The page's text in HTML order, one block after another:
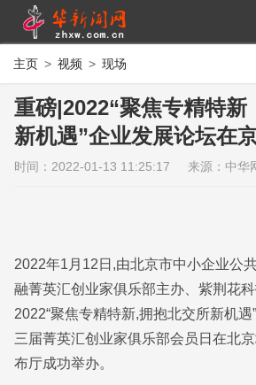
主页 > 视频 > 现场
重磅|2022“聚焦专精特新
新机遇”企业发展论坛在
时间：2022-01-13 11:25:17 来源：中华
2022年1月12日,由北京市中小企业公
融菁英汇创业家俱乐部主办、紫荆花
2022“聚焦专精特新,拥抱北交所新机
三届菁英汇创业家俱乐部会员日在北
布厅成功举办。